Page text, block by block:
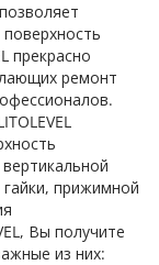
прекрасно
ремонт
гайки, прижимной
Вы получите
из них: